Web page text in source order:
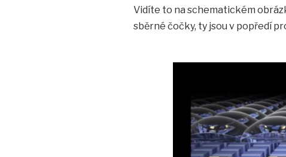
Vidíte to na schematickém
sběrné čočky, ty jsou v popředí